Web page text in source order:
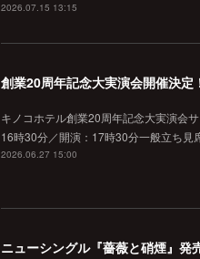
2026.07.15 13:15
創業20周年記念大実演会開催決定
キノコホテル創業20周年記念大実演会
16時30分／開演：17時30分一般立ち
2026.06.27 15:00
ニューシングル『薔薇と硝煙』発